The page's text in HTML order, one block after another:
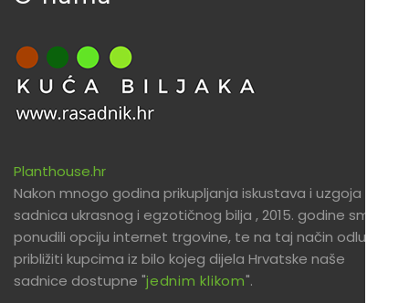
Planthouse.hr
Nakon mnogo godina prikupljanja iskustava i uzgoja
sadnica ukrasnog i egzotičnog bilja , 2015. godine smo
ponudili opciju internet trgovine, te na taj način odlučili
približiti kupcima iz bilo kojeg dijela Hrvatske naše
sadnice dostupne "jednim klikom".